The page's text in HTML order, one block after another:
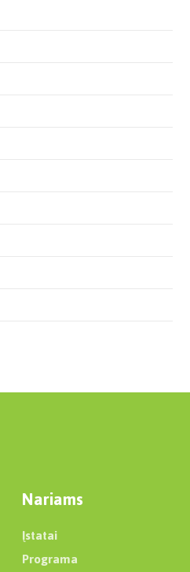
Nariams
Įstatai
Programa